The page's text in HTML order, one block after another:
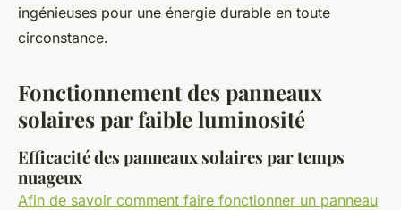
ingénieuses pour une énergie durable en toute
circonstance.
Fonctionnement des panneaux
solaires par faible luminosité
Efficacité des panneaux solaires par temps
nuageux
Afin de savoir comment faire fonctionner un panneau